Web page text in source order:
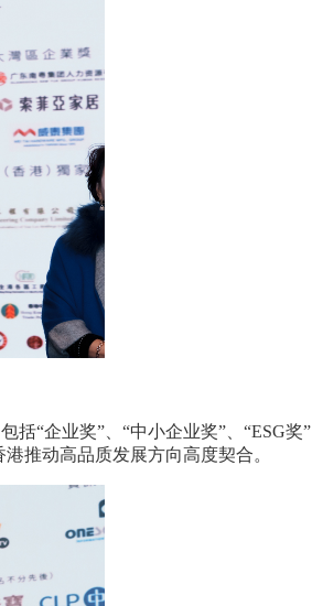
括“企业奖”、 “中小企业奖” 、“ESG奖”
推动高品质发展方向高度契合。